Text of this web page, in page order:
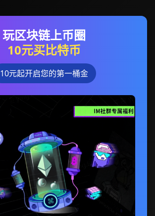
玩区块链上币圈
10元买比特币
10元起开启您的第一桶金